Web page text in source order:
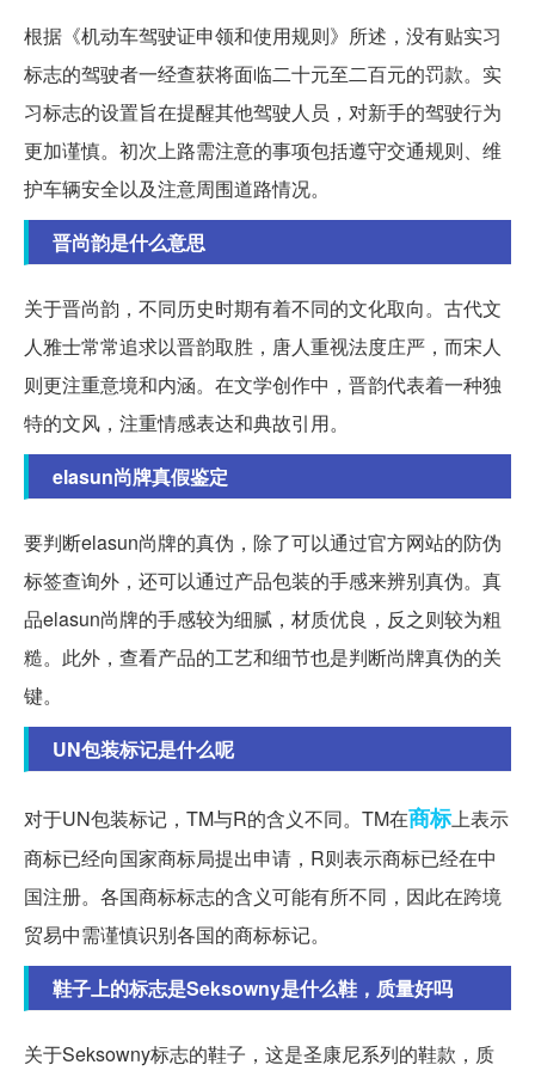
根据《机动车驾驶证申领和使用规则》所述，没有贴实习
标志的驾驶者一经查获将面临二十元至二百元的罚款。实
习标志的设置旨在提醒其他驾驶人员，对新手的驾驶行为
更加谨慎。初次上路需注意的事项包括遵守交通规则、维
护车辆安全以及注意周围道路情况。
晋尚韵是什么意思
关于晋尚韵，不同历史时期有着不同的文化取向。古代文
人雅士常常追求以晋韵取胜，唐人重视法度庄严，而宋人
则更注重意境和内涵。在文学创作中，晋韵代表着一种独
特的文风，注重情感表达和典故引用。
elasun尚牌真假鉴定
要判断elasun尚牌的真伪，除了可以通过官方网站的防伪
标签查询外，还可以通过产品包装的手感来辨别真伪。真
品elasun尚牌的手感较为细腻，材质优良，反之则较为粗
糙。此外，查看产品的工艺和细节也是判断尚牌真伪的关
键。
UN包装标记是什么呢
对于UN包装标记，TM与R的含义不同。TM在商标上表示
商标已经向国家商标局提出申请，R则表示商标已经在中
国注册。各国商标标志的含义可能有所不同，因此在跨境
贸易中需谨慎识别各国的商标标记。
鞋子上的标志是Seksowny是什么鞋，质量好吗
关于Seksowny标志的鞋子，这是圣康尼系列的鞋款，质